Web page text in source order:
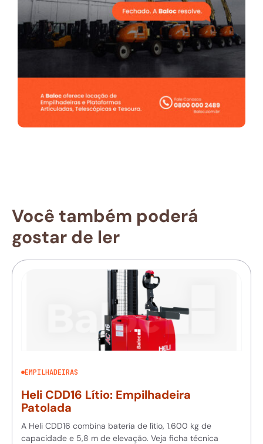
Você também poderá
gostar de ler
EMPILHADEIRAS
Heli CDD16 Lítio: Empilhadeira
Patolada
A Heli CDD16 combina bateria de lítio, 1.600 kg de
capacidade e 5,8 m de elevação. Veja ficha técnica